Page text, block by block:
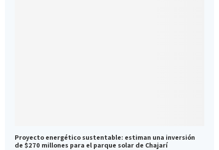
Proyecto energético sustentable: estiman una inversión
de $270 millones para el parque solar de Chajarí